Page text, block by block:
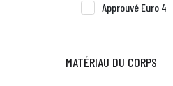
Approuvé Euro 4
MATÉRIAU DU CORPS